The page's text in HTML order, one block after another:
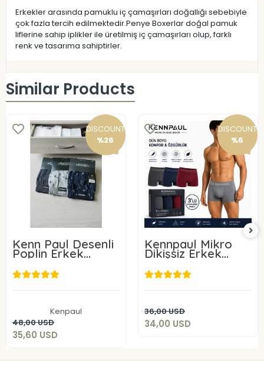
Erkekler arasında pamuklu iç çamaşırları doğallığı sebebiyle
çok fazla tercih edilmektedir.Penye Boxerlar doğal pamuk
liflerine sahip iplikler ile üretilmiş iç çamaşırları olup, farklı
renk ve tasarıma sahiptirler.
Similar Products
DISCOUNT
%26
Kenn Paul Desenli
Poplin Erkek
Boxer 6 Adet
Kenpaul
48,00 USD
35,60 USD
Add to cart
DISCOUNT
%6
Kennpaul Mikro
Dikişsiz Erkek
Boxer 3 Lü Paket
36,00 USD
34,00 USD
34,00 USD